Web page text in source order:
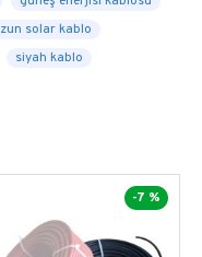
Elektriğini Bedava
solar kablo
siyah kablo
-7 %